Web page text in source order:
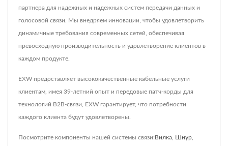
партнера для надежных и надежных систем передачи данных и
голосовой связи. Мы внедряем инновации, чтобы удовлетворить
динамичные требования современных сетей, обеспечивая
превосходную производительность и удовлетворение клиентов в
каждом продукте.
EXW предоставляет высококачественные кабельные услуги
клиентам, имея 39-летний опыт и передовые патч-корды для
технологий B2B-связи, EXW гарантирует, что потребности
каждого клиента будут удовлетворены.
Посмотрите компоненты нашей системы связи:Вилка Шнур